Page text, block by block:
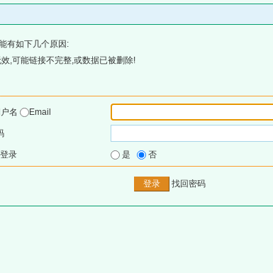
有如下几个原因:
,可能链接不完整,或数据已被删除!
户名
Email
录 是 否
找回密码